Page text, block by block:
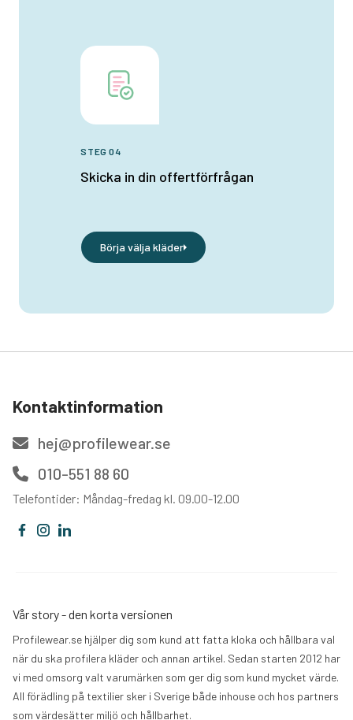
STEG 04
Skicka in din offertförfrågan
Börja välja kläder
Kontaktinformation
hej@profilewear.se
010-551 88 60
Telefontider: Måndag-fredag kl. 09.00-12.00
Vår story - den korta versionen
Profilewear.se hjälper dig som kund att fatta kloka och hållbara val
när du ska profilera kläder och annan artikel. Sedan starten 2012 har
vi med omsorg valt varumärken som ger dig som kund mycket värde.
All förädling på textilier sker i Sverige både inhouse och hos partners
som värdesätter miljö och hållbarhet.